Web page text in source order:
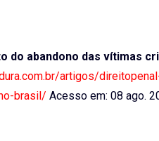
do abandono das vítimas
artigos/
brasil/ Acesso em: 08 ago.